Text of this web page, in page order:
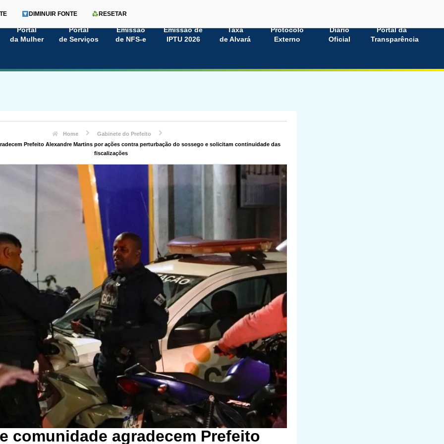
Portal
da Mulher
Portal
de Serviços
Emissão
de NFS-e
Emissão de
IPTU 2026
Taxa
de Alvará
Protocolo
Externo
Diário
Oficial
Portal da
Transparência
DIMINUIR FONTE RESETAR
Home
Gabinete do Prefeito
Prefeito Alexandre Martins por ações contra perturbação do sossego e solicitam continuidade das
fiscalizações
comunidade agradecem Prefeito